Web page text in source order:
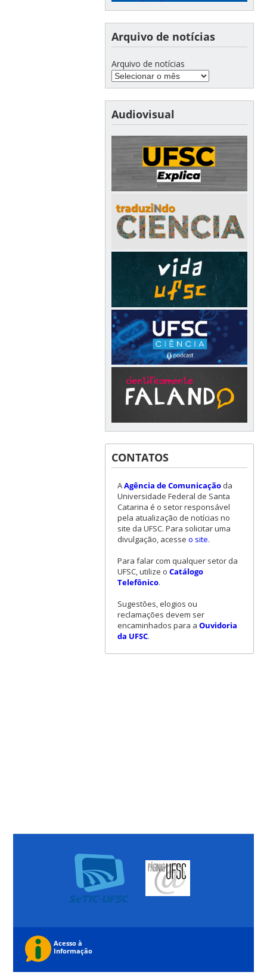
Arquivo de notícias
Arquivo de notícias
Audiovisual
CONTATOS
AAgência de Comunicaçãoda
Universidade Federal de Santa
Catarina é o setor responsável
pela atualização de notícias no
site da UFSC. Para solicitar uma
divulgação, acesse o site.
Para falar com qualquer setor da
UFSC, utilize o Catálogo
Telefônico.
Sugestões, elogios ou
reclamações devem ser
encaminhados para a Ouvidoria
da UFSC.